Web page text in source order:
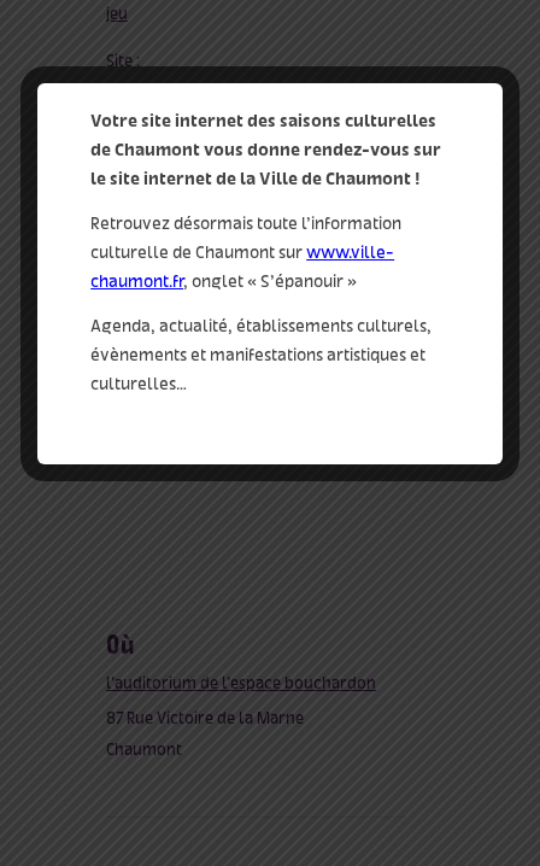
jeu
Site :
où
l’auditorium de l’espace bouchardon
87 Rue Victoire de la Marne
Chaumont
Votre site internet des saisons culturelles
de Chaumont vous donne rendez-vous sur
le site internet de la Ville de Chaumont !
Retrouvez désormais toute l’information
culturelle de Chaumont surwww.ville-
chaumont.fr, onglet « S’épanouir »
Agenda, actualité, établissements culturels,
évènements et manifestations artistiques et
culturelles…